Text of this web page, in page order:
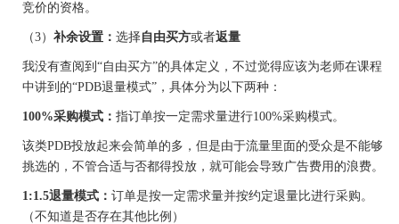
竞价的资格。
（3） 补余设置： 选择自由买方或者返量
我没有查阅到 “自由买方”的具体定义，不过觉得应该为老师在课程
中讲到的“PDB退量模式”，具体分为以下两种：
100%采购模式： 指订单按一定需求量进行100%采购模式。
该类PDB投放起来会简单的多，但是由于流量里面的受众是不能够
挑选的，不管合适与否都得投放，就可能会导致广告费用的浪费。
1:1.5退量模式： 订单是按一定需求量并按约定退量比进行采购。
（不知道是否存在其他比例）